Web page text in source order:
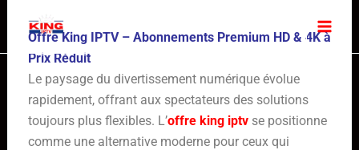
content
Offre King IPTV – Abonnements Premium HD & 4K à
Prix Réduit
Le paysage du divertissement numérique évolue
rapidement, offrant aux spectateurs des solutions
toujours plus flexibles. L’offre king iptvse positionne
comme une alternative moderne pour ceux qui